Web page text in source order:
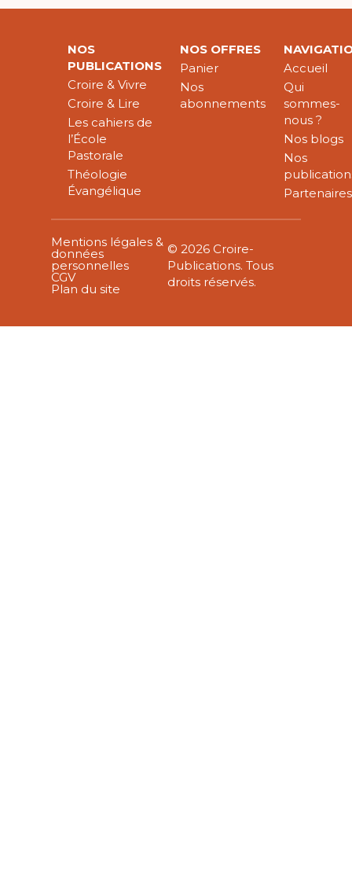
NOS
PUBLICATIONS
Croire & Vivre
Croire & Lire
Les cahiers de
l’École
Pastorale
Théologie
Évangélique
NOS OFFRES
Panier
Nos
abonnements
Accueil
Qui
sommes-
nous ?
Nos blogs
Nos
Partenaires
Mentions légales &
données
personnelles
CGV
Plan du site
© 2026 Croire-
Publications. Tous
droits réservés.